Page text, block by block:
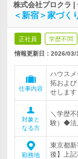
株式会社プロクラ |
＜新宿＞家づく
正社員 学歴不問
情報更新日：2026/03/
仕事内容
ハウス
拓およ
せします
対象と
なる方
＼学歴
験）◆法
勤務地
東京都
後】上